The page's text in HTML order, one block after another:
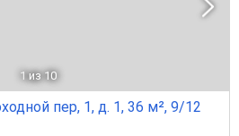
1 из 10
пер, 1, д. 1, 36 м², 9/12